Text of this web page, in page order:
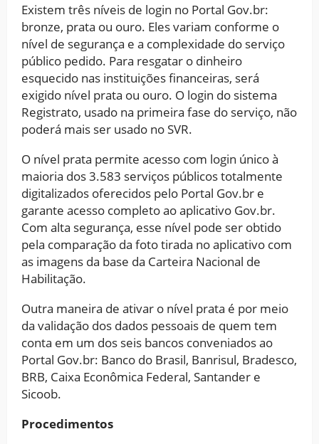
Existem três níveis de login no Portal Gov.br:
bronze, prata ou ouro. Eles variam conforme o
nível de segurança e a complexidade do serviço
público pedido. Para resgatar o dinheiro
esquecido nas instituições financeiras, será
exigido nível prata ou ouro. O login do sistema
Registrato, usado na primeira fase do serviço, não
poderá mais ser usado no SVR.
O nível prata permite acesso com login único à
maioria dos 3.583 serviços públicos totalmente
digitalizados oferecidos pelo Portal Gov.br e
garante acesso completo ao aplicativo Gov.br.
Com alta segurança, esse nível pode ser obtido
pela comparação da foto tirada no aplicativo com
as imagens da base da Carteira Nacional de
Habilitação.
Outra maneira de ativar o nível prata é por meio
da validação dos dados pessoais de quem tem
conta em um dos seis bancos conveniados ao
Portal Gov.br: Banco do Brasil, Banrisul, Bradesco,
BRB, Caixa Econômica Federal, Santander e
Sicoob.
Procedimentos